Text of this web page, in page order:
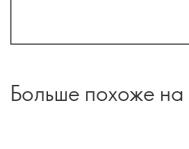
Больше похоже на